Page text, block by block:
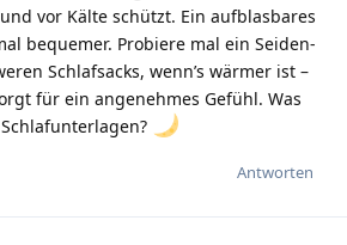
vor Kälte schützt. Ein aufblasbares
bequemer. Probiere mal ein Seiden-
Schlafsacks, wenn’s wärmer ist –
für ein angenehmes Gefühl. Was
Antworten